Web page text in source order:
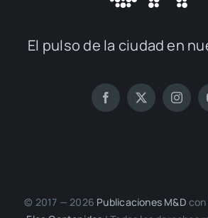
El pul­so de la ciu­dad en
© 2017 — 2026 Publi­ca­cio­nes M&D